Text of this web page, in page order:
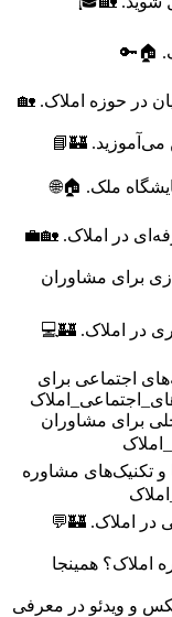
🏠🔑
در حوزه املاک. 🏡
می‌آموزید. 🏰📘
ملک. 🏠🌐
در املاک. 🏡💼
برای مشاوران
در املاک. 🏰💻
اجتماعی برای
برای مشاوران
تکنیک‌های مشاوره
در املاک. 🏰💬
املاک؟ همینجا
و ویدئو در معرفی